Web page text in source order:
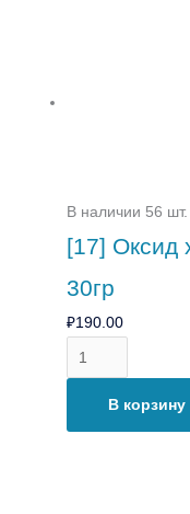
В наличии 56 шт.
[17] Оксид
30гр
₽190.00
В корзину